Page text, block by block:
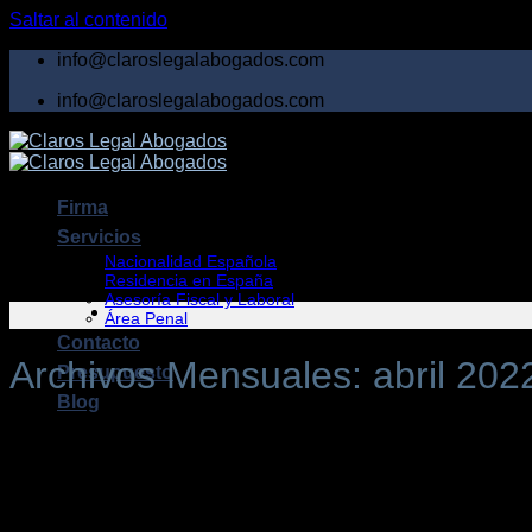
Saltar al contenido
info@claroslegalabogados.com
info@claroslegalabogados.com
Firma
Servicios
Nacionalidad Española
Residencia en España
Asesoría Fiscal y Laboral
Área Penal
Contacto
Presupuesto
Blog
Archivos Mensuales: abril